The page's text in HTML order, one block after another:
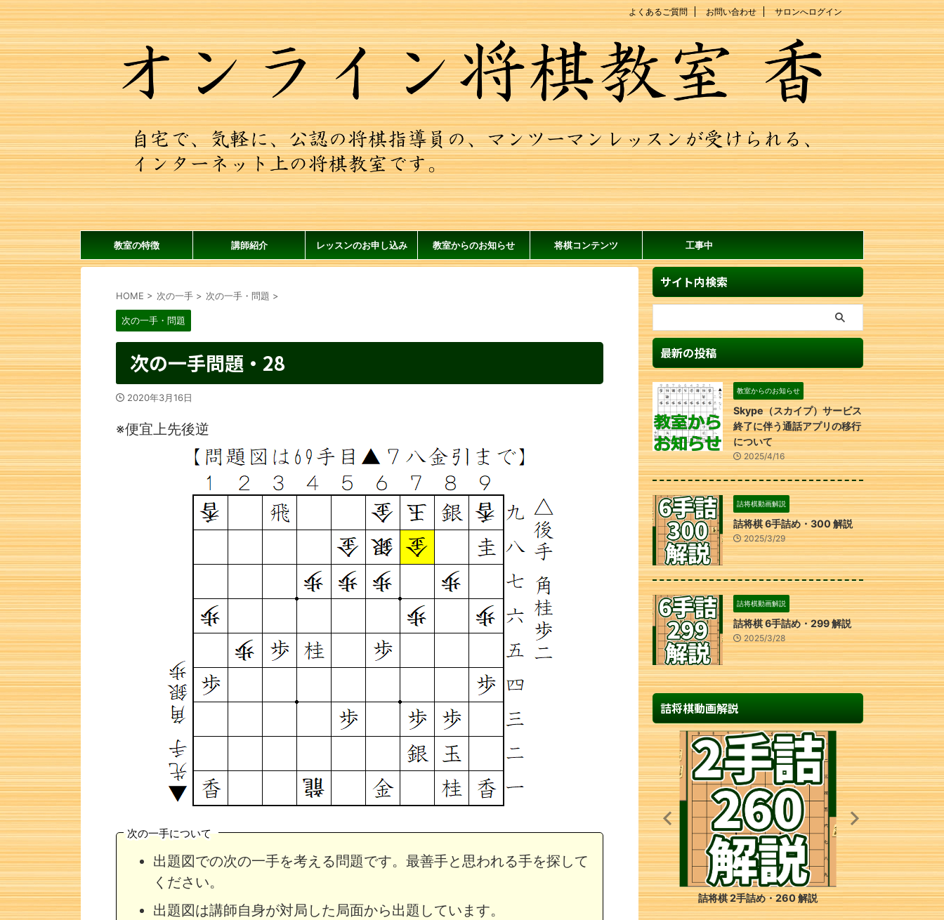
よくあるご質問 お問い合わせ サロンへログイン
教室の特徴 講師紹介 レッスンのお申し込み 教室からのお知らせ 将棋コンテンツ 工事中
HOME > 次の一手 > 次の一手・問題 >
次の一手・問題
次の一手問題・28
2020年3月16日
※便宜上先後逆
次の一手について
出題図での次の一手を考える問題です。最善手と思われる手を探して
ください。
出題図は講師自身が対局した局面から出題しています。
サイト内検索
最新の投稿
教室からのお知らせ
Skype（スカイプ）サービス
終了に伴う通話アプリの移行
について
2025/4/16
詰将棋動画解説
詰将棋 6手詰め・300 解説
2025/3/29
詰将棋動画解説
詰将棋 6手詰め・299 解説
2025/3/28
詰将棋動画解説
詰将棋 4手詰め・58 解説 詰将棋 2手詰め・260 解説 詰将